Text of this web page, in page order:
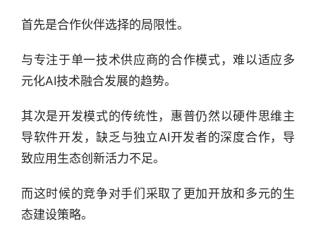
选
告
投
之
商
机
链
首先是合作伙伴选择的局限性。
与专注于单一技术供应商的合作模式，难以适应多
元化AI技术融合发展的趋势。
其次是开发模式的传统性，惠普仍然以硬件思维主
导软件开发，缺乏与独立AI开发者的深度合作，导
致应用生态创新活力不足。
而这时候的竞争对手们采取了更加开放和多元的生
态建设策略。